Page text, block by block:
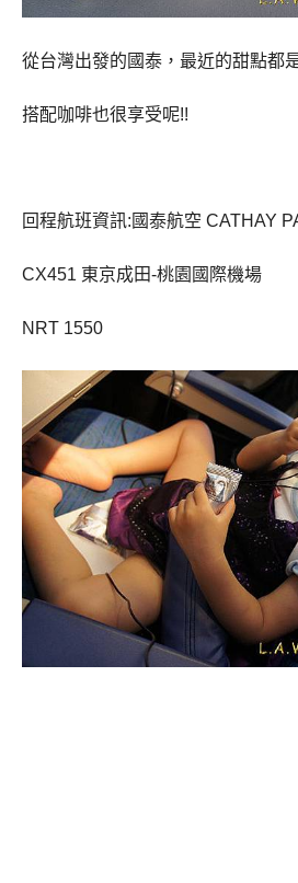
從台灣出發的國泰，最近的甜點都
搭配咖啡也很享受呢!!
回程航班資訊:國泰航空 CATHAY
CX451 東京成田-桃園國際機場
NRT 1550